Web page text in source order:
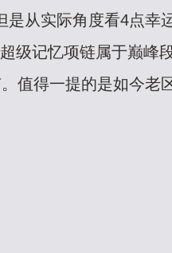
是从实际角度看4点幸
级记忆项链属于巅峰
值得一提的是如今老